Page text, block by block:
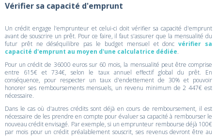
Vérifier sa capacité d'emprunt
Un crédit engage l'emprunteur et celui-ci doit vérifier sa capacité d'emprunt
avant de souscrire un prêt. Pour ce faire, il faut s'assurer que la mensualité du
futur prêt ne déséquilibre pas le budget mensuel et doncvérifier sa
capacité d'emprunt au moyen d'une calculatrice dédiée.
Pour un crédit de 36000 euros sur 60 mois, la mensualité peut être comprise
entre 615€ et 734€, selon le taux annuel effectif global du prêt. En
conséquence, pour respecter un taux d'endettement de 30% et pouvoir
honorer ses remboursements mensuels, un revenu minimum de 2 447€ est
nécessaire.
Dans le cas où d'autres crédits sont déjà en cours de remboursement, il est
nécessaire de les prendre en compte pour évaluer sa capacité à rembourser le
nouveau crédit envisagé. Par exemple, si un emprunteur rembourse déjà 100€
par mois pour un crédit préalablement souscrit, ses revenus devront être au